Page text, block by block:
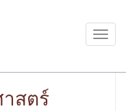
Toggle
สตร์